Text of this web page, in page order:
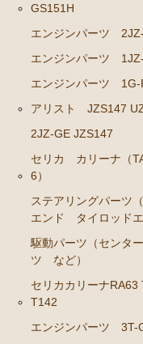
GS151H
エンジンパーツ
エンジンパーツ
エンジンパーツ 1G-
アリスト JZS147
2JZ-GE JZS147
セリカ カリーナ（
6）
ステアリングパーツ
エンド タイロッド
駆動パーツ（センタ
ツ など）
セリカカリーナ
T142
エンジンパーツ 3T-